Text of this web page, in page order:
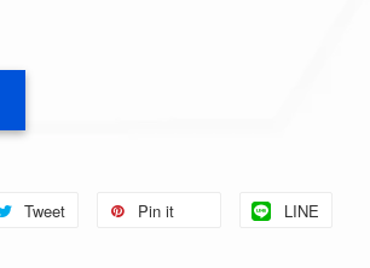
Tweet Pin it LINE